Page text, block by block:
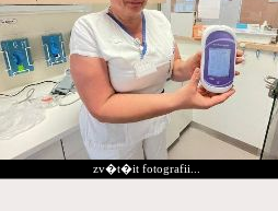
zv�t�it fotografii...